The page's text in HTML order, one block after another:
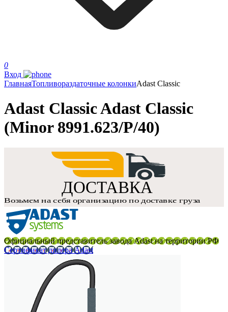
0
Вход
ГлавнаяТопливораздаточные колонкиAdast Classic
Adast Classic Adast Classic
(Minor 8991.623/P/40)
Официальный представитель завода Adast на территории РФ
Сертификат дилера Adast